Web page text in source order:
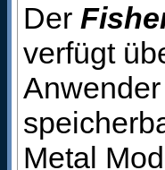
Der
verfügt
Metal